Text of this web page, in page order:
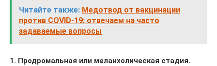
Читайте также: Медотвод от вакцинации
против COVID-19: отвечаем на часто
задаваемые вопросы
1. Продромальная или меланхолическая стадия.